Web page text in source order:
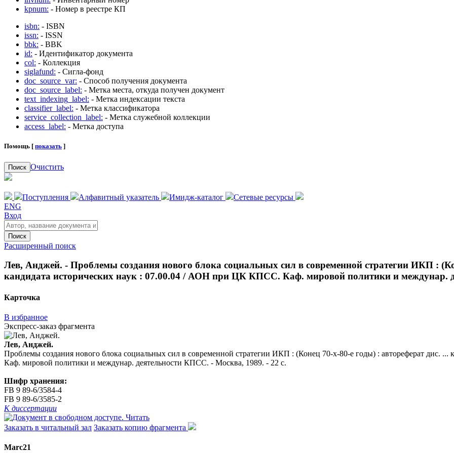
kpnum: - Номер в реестре КП
isbn: - ISBN
issn: - ISSN
bbk: - BBK
id: - Идентификатор документа
col: - Коллекция
siglafund: - Сигла-фонд
doc_source_var: - Способ получения документа
doc_source_label: - Метка места, откуда получен документ
text_indexing_label: - Метка индексации текста
classifier_label: - Метка классификатора
service_collection_label: - Метка служебной коллекции
access_label: - Метка доступа
Помощь [ показать ]
Поиск Очистить
Поступления Алфавитный указатель Имидж-каталог
Сетевые ресурсы
ENG
Вход
Поиск
Расширенный поиск
Лев, Анджей. - Проблемы создания нового блока социальных сил в современной стратегии ИКП :
кандидата исторических наук : 07.00.04 / АОН при ЦК КПСС. Каф. мировой политики и междунар.
Карточка
В избранное
Экспресс-заказ фрагмента
Лев, Анджей.
Проблемы создания нового блока социальных сил в современной стратегии ИКП : (Конец 70-х-80-е годы) : автореферат дис.
Каф. мировой политики и междунар. деятельности КПСС. - Москва, 1989. - 22 с.
Шифр хранения:
FB 9 89-6/3584-4
FB 9 89-6/3585-2
К диссертации
Читать
Заказать в читальный зал Заказать копию фрагмента
Marc21